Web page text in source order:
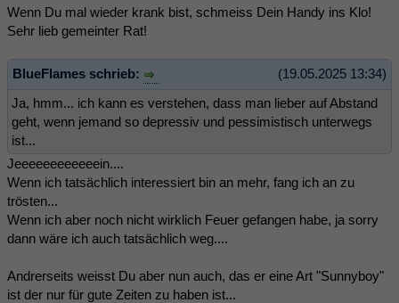
Wenn Du mal wieder krank bist, schmeiss Dein Handy ins Klo!
Sehr lieb gemeinter Rat!
(19.05.2025 13:34)
BlueFlames schrieb:
Ja, hmm... ich kann es verstehen, dass man lieber auf Abstand
geht, wenn jemand so depressiv und pessimistisch unterwegs
ist...
Jeeeeeeeeeeeein....
Wenn ich tatsächlich interessiert bin an mehr, fang ich an zu
trösten...
Wenn ich aber noch nicht wirklich Feuer gefangen habe, ja sorry
dann wäre ich auch tatsächlich weg....
Andrerseits weisst Du aber nun auch, das er eine Art "Sunnyboy"
ist der nur für gute Zeiten zu haben ist...